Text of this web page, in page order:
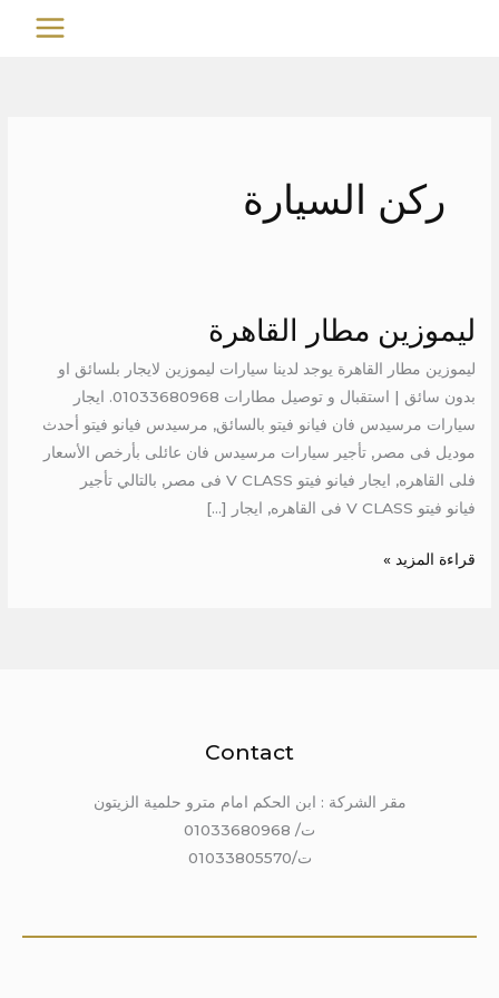
MAIN
ركن السيارة
ليموزين مطار القاهرة
ليموزين مطار القاهرة يوجد لدينا سيارات ليموزين لايجار بلسائق او
بدون سائق | استقبال و توصيل مطارات 01033680968. ايجار
سيارات مرسيدس فان فيانو فيتو بالسائق, مرسيدس فيانو فيتو أحدث
موديل فى مصر, تأجير سيارات مرسيدس فان عائلى بأرخص الأسعار
فلى القاهره, ايجار فيانو فيتو V CLASS فى مصر, بالتالي تأجير
فيانو فيتو V CLASS فى القاهره, ايجار […]
ليموزين
مطار
القاهرة
قراءة المزيد »
Contact
مقر الشركة : ابن الحكم امام مترو حلمية الزيتون
ت/ 01033680968
ت/01033805570